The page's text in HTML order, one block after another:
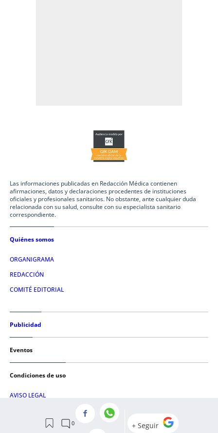
Las informaciones publicadas en Redacción Médica contienen
afirmaciones, datos y declaraciones procedentes de instituciones
oficiales y profesionales sanitarios. No obstante, ante cualquier duda
relacionada con su salud, consulte con su especialista sanitario
correspondiente.
Quiénes somos
ORGANIGRAMA
REDACCIÓN
COMITÉ EDITORIAL
Publicidad
Eventos
Condiciones de uso
AVISO LEGAL
POLÍTICA DE COOKIES